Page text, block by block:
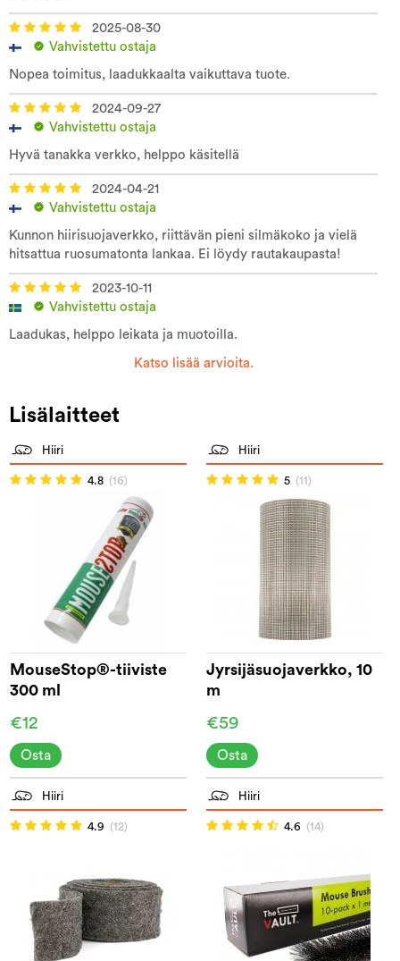
2025-08-30
Vahvistettu ostaja
Nopea toimitus, laadukkaalta vaikuttava tuote.
2024-09-27
Vahvistettu ostaja
Hyvä tanakka verkko, helppo käsitellä
2024-04-21
Vahvistettu ostaja
Kunnon hiirisuojaverkko, riittävän pieni silmäkoko ja vielä
hitsattua ruosumatonta lankaa. Ei löydy rautakaupasta!
2023-10-11
Vahvistettu ostaja
Laadukas, helppo leikata ja muotoilla.
Katso lisää arvioita.
Lisälaitteet
Hiiri
4.8 (16)
MouseStop®-tiiviste
300 ml
€12
Osta
Hiiri
5 (11)
Jyrsijäsuojaverkko, 10
m
€59
Osta
Hiiri
4.9 (12)
Hiiri
4.6 (14)